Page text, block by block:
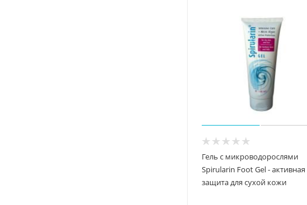
Гель с микроводорослями
Spirularin Foot Gel - активная
защита для сухой кожи